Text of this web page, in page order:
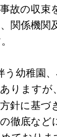
故の収
関係機関
う幼稚園
りますが
針に基づ
徹底など